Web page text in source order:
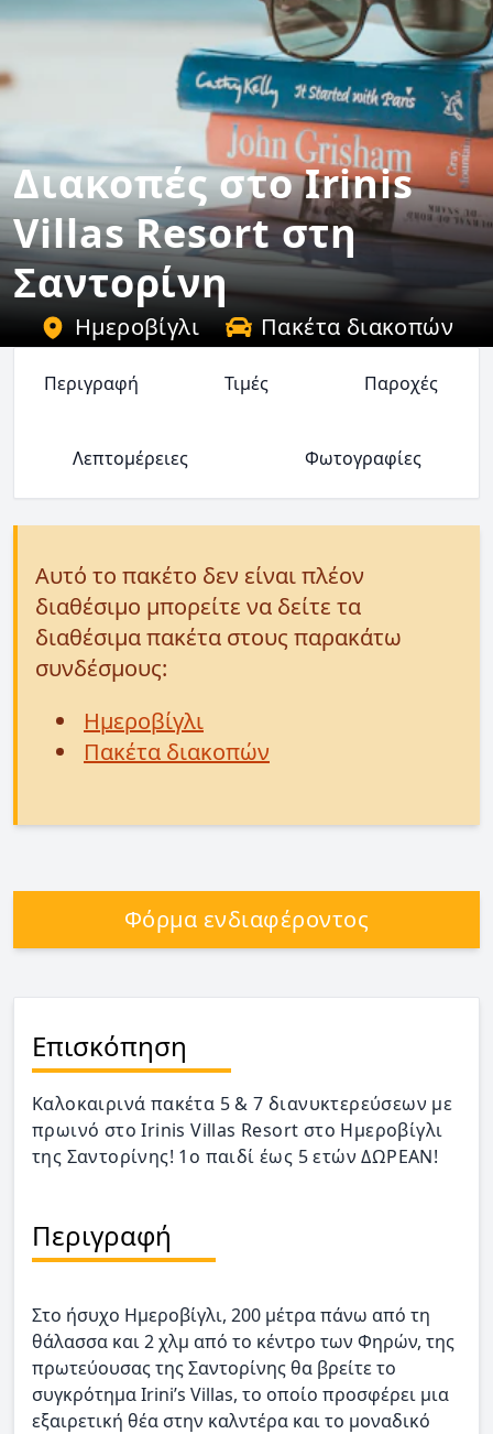
Διακοπές στο Irinis
Villas Resort στη
Σαντορίνη
Ημεροβίγλι Πακέτα διακοπών
Περιγραφή Τιμές Παροχές
Λεπτομέρειες Φωτογραφίες
Αυτό το πακέτο δεν είναι πλέον
διαθέσιμο μπορείτε να δείτε τα
διαθέσιμα πακέτα στους παρακάτω
συνδέσμους:
Ημεροβίγλι
Πακέτα διακοπών
Φόρμα ενδιαφέροντος
Επισκόπηση
Καλοκαιρινά πακέτα 5 & 7 διανυκτερεύσεων με
πρωινό στο Irinis Villas Resort στο Ημεροβίγλι
της Σαντορίνης! 1ο παιδί έως 5 ετών ΔΩΡΕΑΝ!
Περιγραφή
Στο ήσυχο Hμεροβίγλι, 200 μέτρα πάνω από τη
θάλασσα και 2 χλμ από το κέντρο των Φηρών, της
πρωτεύουσας της Σαντορίνης θα βρείτε το
συγκρότημα Irini’s Villas, το οποίο προσφέρει μια
εξαιρετική θέα στην καλντέρα και το μοναδικό